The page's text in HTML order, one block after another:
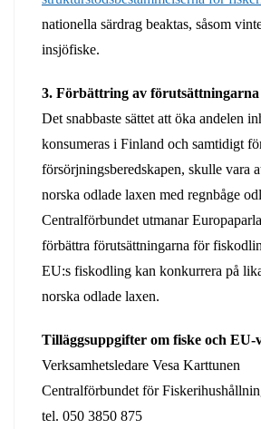
nationella särdrag beaktas, såsom
insjöfiske.
3. Förbättring av
Det snabbaste sättet att öka andelen
konsumeras i Finland och samtidigt
försörjningsberedskapen, skulle vara
norska odlade laxen med regnbåge
Centralförbundet utmanar
förbättra förutsättningarna för
EU:s fiskodling kan konkurrera på
norska odlade laxen.
Tilläggsuppgifter om fiske och EU-
Verksamhetsledare Vesa Karttunen
Centralförbundet för
tel. 050 3850 875